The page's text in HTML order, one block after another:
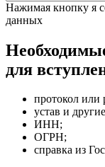
Нажимая кнопку я
данных
для
протокол или
устав и
ИНН;
ОГРН;
справка из